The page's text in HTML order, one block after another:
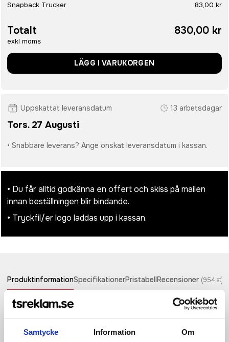
Samtycke Information Om
Snapback Trucker 83,00 kr
Totalt
exkl moms
830,00 kr
LÄGG I VARUKORGEN
Uppskattat leveransdatum 13 arbetsdagar
Tors. 27 Augusti
• Snabbare leverans? Ange önskat leveransdatum i kassan.
• Du får alltid godkänna en offert och skiss på mailen
innan beställningen blir bindande.
• Tryckfil/er logo laddas upp i kassan.
ProduktinformationSpecifikationerPristabellRecensioner (954 st)
Snygg trucker keps med snapback! Ventilerande paneler. 5
paneler med storleksjustering i retrostil. Böjd skärm och många
olika färgkombinationer.